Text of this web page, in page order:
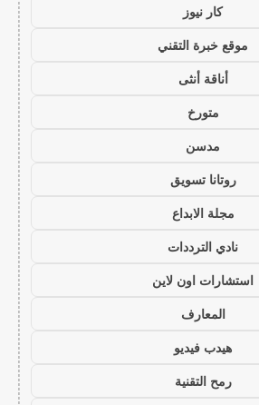
كار نيوز
موقع خبرة التقني
أناقة أنثى
متورخ
مدسن
روتانا تسويق
مجلة الابداع
نادي الترددات
استشارات اون لاين
المعارف
هيدب فيديو
رمح التقنية